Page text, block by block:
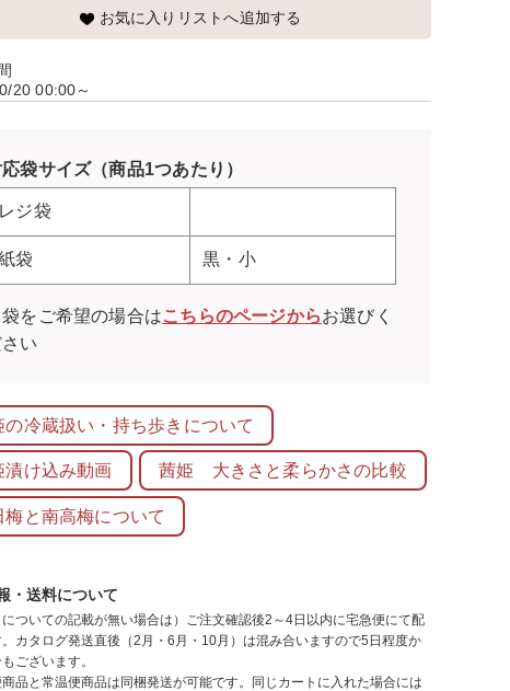
お気に入りリストへ追加する
20 00:00～
袋サイズ（商品1つあたり）
レジ袋
袋 黒・小
をご希望の場合はこちらのページからお選びく
い
の冷蔵扱い・持ち歩きについて
漬け込み動画 茜姫 大きさと柔らかさの比較
梅と南高梅について
・送料について
についての記載が無い場合は）ご注文確認後2～4日以内に宅急便にて配
カタログ発送直後（2月・6月・10月）は混み合いますので5日程度か
ございます。
品と常温便商品は同梱発送が可能です。同じカートに入れた場合には